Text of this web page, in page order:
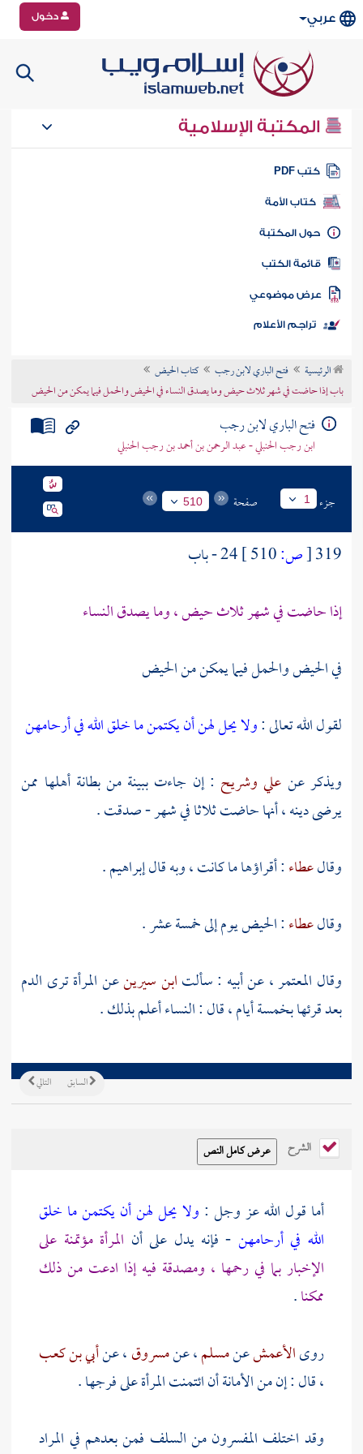
عربي دخول
المكتبة الإسلامية
كتب PDF
كتاب الأمة
المكتبة
الكتب
موضوعي
تراجم الأعلام
الرئيسية فتح الباري لابن رجب
كتاب الحيض
باب إذا حاضت في شهر ثلاث حيض وما يصدق النساء في الحيض والحمل فيما يمكن من الحيض
فتح الباري لابن رجب
ابن رجب الحنبلي - عبد الرحمن بن أحمد بن رجب الحنبلي
جزء 1 صفحة 510
319
[ص:
24 - باب
إذا حاضت في شهر ثلاث حيض ، وما يصدق النساء
في الحيض والحمل فيما يمكن من الحيض
لقول الله تعالى :ولا يحل لهن أن يكتمن ما خلق الله في أرحامهن
ويذكر عن علي وشريح : إن جاءت ببينة من بطانة أهلها ممن
يرضى دينه ، أنها حاضت ثلاثا في شهر - صدقت .
وقالعطاء: أقراؤها ما كانت ، وبه قالإبراهيم.
وقالعطاء: الحيض يوم إلى خمسة عشر .
وقال المعتمر، عن أبيه : سألتابن سيرينعن المرأة ترى الدم
بعد قرئها بخمسة أيام ، قال : النساء أعلم بذلك .
التالي السابق
الشرح
أما قول الله عز وجل : ولا يحل لهن أن يكتمن ما خلق
الله في أرحامهن - فإنه يدل على أن المرأة مؤتمنة على
الإخبار بما في رحمها ، ومصدقة فيه إذا ادعت من ذلك
ممكنا.
روىالأعمشعنمسلم، عنمسروق، عنأبي بن كعب
، قال : إن من الأمانة أن ائتمنت المرأة على فرجها .
وقد اختلف المفسرون من السلف فمن بعدهم في المراد